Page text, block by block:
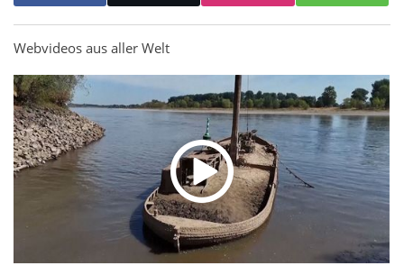
Webvideos aus aller Welt